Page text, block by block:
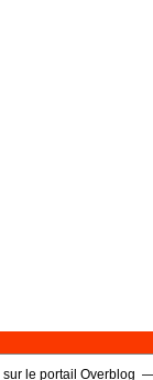
sur le portail Overblog